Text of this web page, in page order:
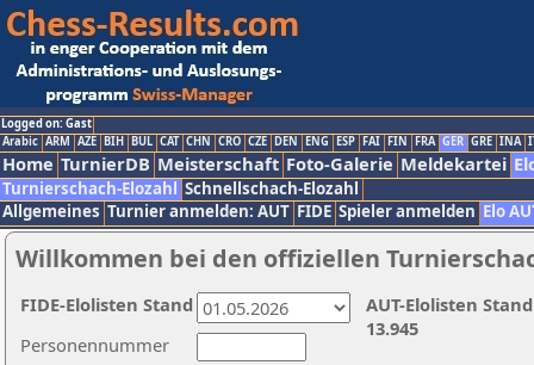
Logged on: Gast
Arabic ARM AZE BIH BUL CAT CHN CRO CZE DEN ENG ESP FAI FIN FRA GER GRE INA
Home TurnierDB Meisterschaft Foto-Galerie Meldekartei
Turnierschach-Elozahl Schnellschach-Elozahl
Allgemeines Turnier anmelden: AUT FIDE Spieler anmelden Elo
Willkommen bei den offiziellen
Personennummer
AUT-Elolisten
13.945
FIDE-Elolisten Stand